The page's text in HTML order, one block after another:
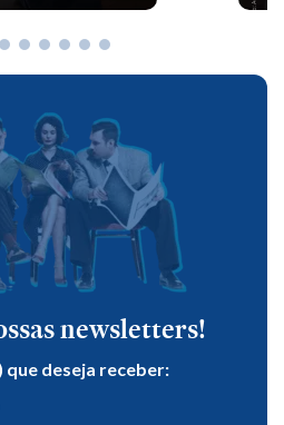
newsletters!
que deseja receber: